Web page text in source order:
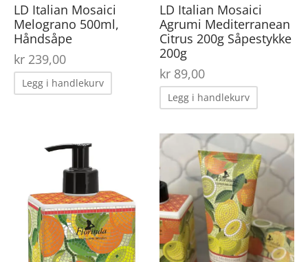
LD Italian Mosaici
Melograno 500ml,
Håndsåpe
kr 239,00
Legg i handlekurv
LD Italian Mosaici
Agrumi Mediterranean
Citrus 200g Såpestykke
200g
kr89,00
Legg i handlekurv